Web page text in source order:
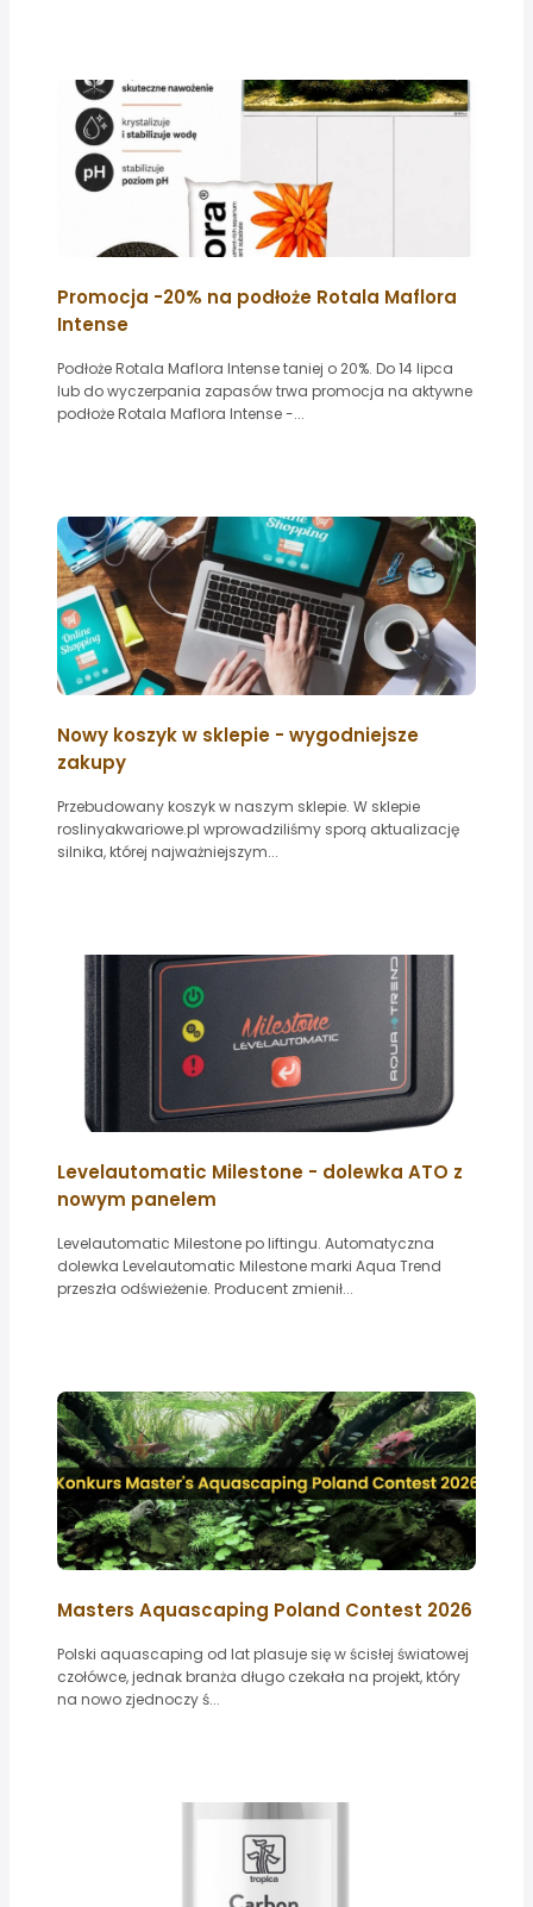
Promocja -20% na podłoże Rotala Maflora
Intense
Podłoże Rotala Maflora Intense taniej o 20%. Do 14 lipca
lub do wyczerpania zapasów trwa promocja na aktywne
podłoże Rotala Maflora Intense -...
Nowy koszyk w sklepie - wygodniejsze
zakupy
Przebudowany koszyk w naszym sklepie. W sklepie
roslinyakwariowe.pl wprowadziliśmy sporą aktualizację
silnika, której najważniejszym...
Levelautomatic Milestone - dolewka ATO z
nowym panelem
Levelautomatic Milestone po liftingu. Automatyczna
dolewka Levelautomatic Milestone marki Aqua Trend
przeszła odświeżenie. Producent zmienił...
Masters Aquascaping Poland Contest 2026
Polski aquascaping od lat plasuje się w ścisłej światowej
czołówce, jednak branża długo czekała na projekt, który
na nowo zjednoczy ś...